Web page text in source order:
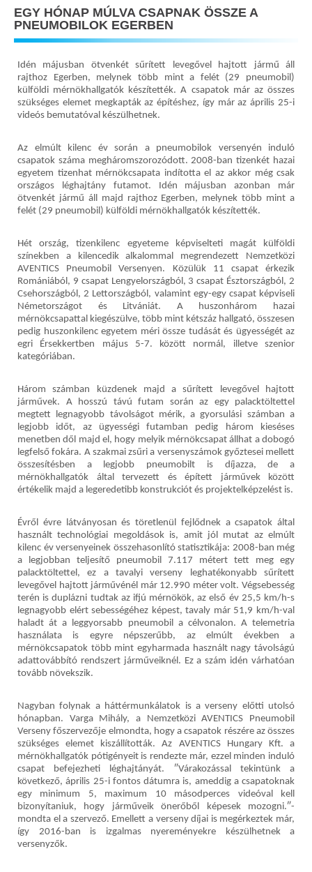
EGY HÓNAP MÚLVA CSAPNAK ÖSSZE A
PNEUMOBILOK EGERBEN
Idén májusban ötvenkét sűrített levegővel hajtott jármű áll
rajthoz Egerben, melynek több mint a felét (29 pneumobil)
külföldi mérnökhallgatók készítették. A csapatok már az összes
szükséges elemet megkapták az építéshez, így már az április 25-i
videós bemutatóval készülhetnek.
Az elmúlt kilenc év során a pneumobilok versenyén induló
csapatok száma megháromszorozódott. 2008-ban tizenkét hazai
egyetem tizenhat mérnökcsapata indította el az akkor még csak
országos léghajtány futamot. Idén májusban azonban már
ötvenkét jármű áll majd rajthoz Egerben, melynek több mint a
felét (29 pneumobil) külföldi mérnökhallgatók készítették.
Hét ország, tizenkilenc egyeteme képviselteti magát külföldi
színekben a kilencedik alkalommal megrendezett Nemzetközi
AVENTICS Pneumobil Versenyen. Közülük 11 csapat érkezik
Romániából, 9 csapat Lengyelországból, 3 csapat Észtországból, 2
Csehországból, 2 Lettországból, valamint egy-egy csapat képviseli
Németországot és Litvániát. A huszonhárom hazai
mérnökcsapattal kiegészülve, több mint kétszáz hallgató, összesen
pedig huszonkilenc egyetem méri össze tudását és ügyességét az
egri Érsekkertben május 5-7. között normál, illetve szenior
kategóriában.
Három számban küzdenek majd a sűrített levegővel hajtott
járművek. A hosszú távú futam során az egy palacktöltettel
megtett legnagyobb távolságot mérik, a gyorsulási számban a
legjobb időt, az ügyességi futamban pedig három kieséses
menetben dől majd el, hogy melyik mérnökcsapat állhat a dobogó
legfelső fokára. A szakmai zsűri a versenyszámok győztesei mellett
összesítésben a legjobb pneumobilt is díjazza, de a
mérnökhallgatók által tervezett és épített járművek között
értékelik majd a legeredetibb konstrukciót és projektelképzelést is.
Évről évre látványosan és töretlenül fejlődnek a csapatok által
használt technológiai megoldások is, amit jól mutat az elmúlt
kilenc év versenyeinek összehasonlító statisztikája: 2008-ban még
a legjobban teljesítő pneumobil 7.117 métert tett meg egy
palacktöltettel, ez a tavalyi verseny leghatékonyabb sűrített
levegővel hajtott járművénél már 12.990 méter volt. Végsebesség
terén is duplázni tudtak az ifjú mérnökök, az első év 25,5 km/h-s
legnagyobb elért sebességéhez képest, tavaly már 51,9 km/h-val
haladt át a leggyorsabb pneumobil a célvonalon. A telemetria
használata is egyre népszerűbb, az elmúlt években a
mérnökcsapatok több mint egyharmada használt nagy távolságú
adattovábbító rendszert járműveiknél. Ez a szám idén várhatóan
tovább növekszik.
Nagyban folynak a háttérmunkálatok is a verseny előtti utolsó
hónapban. Varga Mihály, a Nemzetközi AVENTICS Pneumobil
Verseny főszervezője elmondta, hogy a csapatok részére az összes
szükséges elemet kiszállították. Az AVENTICS Hungary Kft. a
mérnökhallgatók pótigényeit is rendezte már, ezzel minden induló
csapat befejezheti léghajtányát. ″Várakozással tekintünk a
következő, április 25-i fontos dátumra is, ameddig a csapatoknak
egy minimum 5, maximum 10 másodperces videóval kell
bizonyítaniuk, hogy járműveik önerőből képesek mozogni.″-
mondta el a szervező. Emellett a verseny díjai is megérkeztek már,
így 2016-ban is izgalmas nyereményekre készülhetnek a
versenyzők.